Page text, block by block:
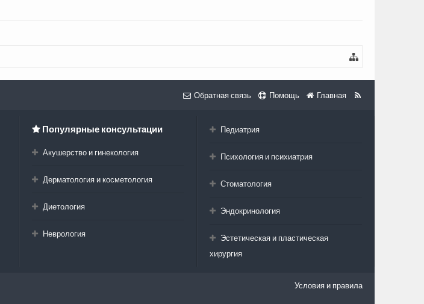
Обратная связь Помощь Главная
Популярные консультации
Акушерство и гинекология
Дерматология и косметология
Диетология
Неврология
Педиатрия
Психология и психиатрия
Стоматология
Эндокринология
Эстетическая и пластическая
хирургия
Условия и правила